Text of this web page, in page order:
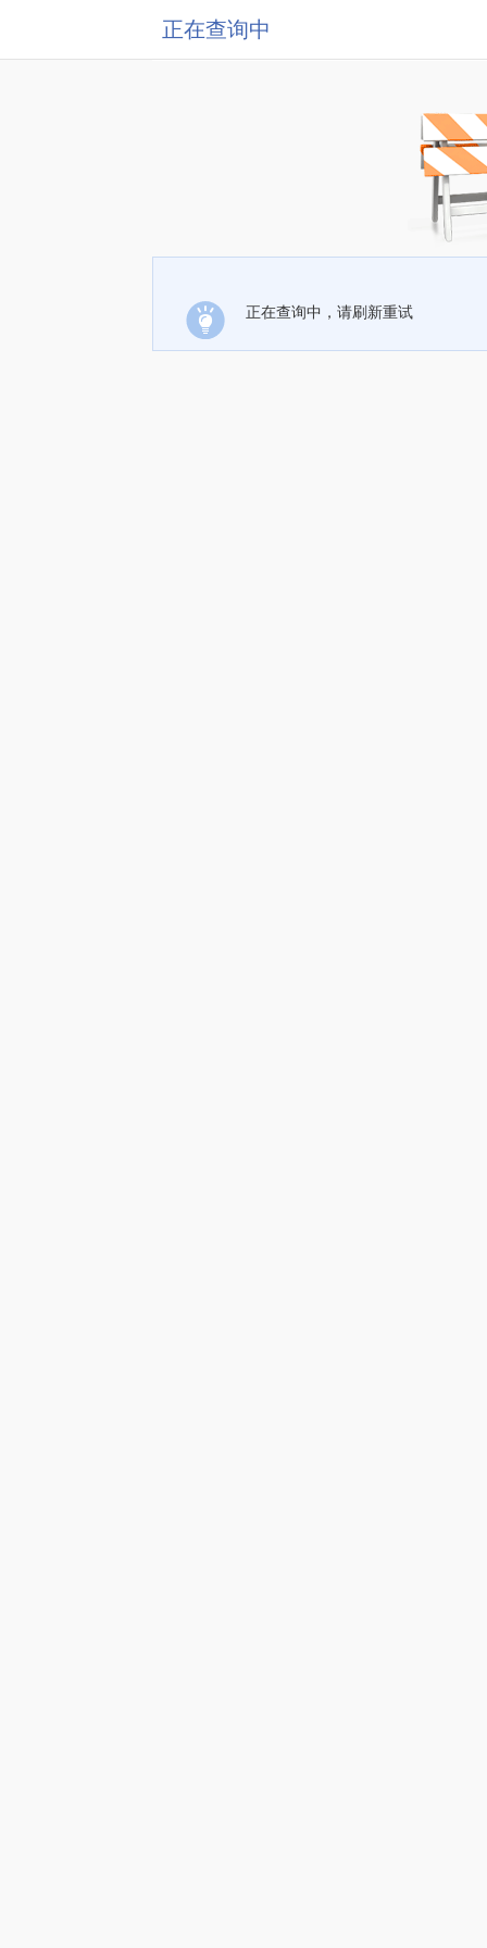
正在查询中
正在查询中，请刷新重试